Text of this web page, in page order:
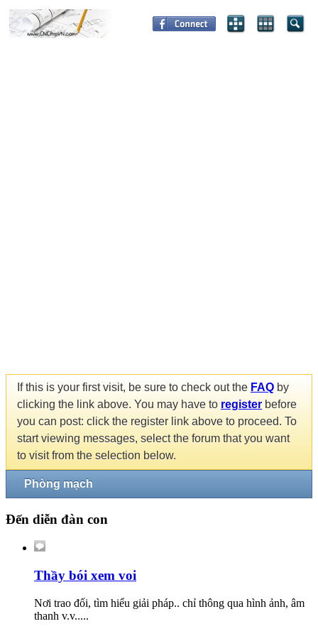
If this is your first visit, be sure to check out the FAQ by
clicking the link above. You may have to register before
you can post: click the register link above to proceed. To
start viewing messages, select the forum that you want
to visit from the selection below.
Phòng mạch
Đến diễn đàn con
Thầy bói xem voi
Nơi trao đổi, tìm hiểu giải pháp.. chỉ thông qua hình ảnh, âm
thanh v.v.....